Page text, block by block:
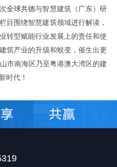
全球共德与智慧建筑（ 广东）研
目 围绕智慧建筑领域进行解读 ，
转型赋能行业发展上的责任和使
建筑产业的升级和蜕变，催生出 更
市南海区乃至粤港澳大湾区的建
时代 ！